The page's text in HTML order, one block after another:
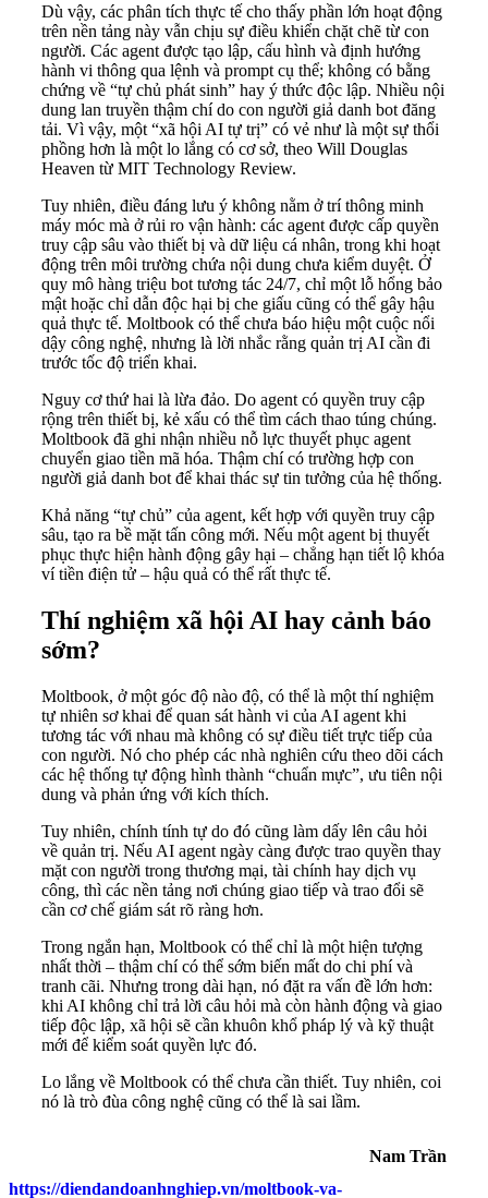
Dù vậy, các phân tích thực tế cho thấy phần lớn hoạt động
trên nền tảng này vẫn chịu sự điều khiển chặt chẽ từ con
người. Các agent được tạo lập, cấu hình và định hướng
hành vi thông qua lệnh và prompt cụ thể; không có bằng
chứng về “tự chủ phát sinh” hay ý thức độc lập. Nhiều nội
dung lan truyền thậm chí do con người giả danh bot đăng
tải. Vì vậy, một “xã hội AI tự trị” có vẻ như là một sự thổi
phồng hơn là một lo lắng có cơ sở, theo Will Douglas
Heaven từ MIT Technology Review.
Tuy nhiên, điều đáng lưu ý không nằm ở trí thông minh
máy móc mà ở rủi ro vận hành: các agent được cấp quyền
truy cập sâu vào thiết bị và dữ liệu cá nhân, trong khi hoạt
động trên môi trường chứa nội dung chưa kiểm duyệt. Ở
quy mô hàng triệu bot tương tác 24/7, chỉ một lỗ hổng bảo
mật hoặc chỉ dẫn độc hại bị che giấu cũng có thể gây hậu
quả thực tế. Moltbook có thể chưa báo hiệu một cuộc nổi
dậy công nghệ, nhưng là lời nhắc rằng quản trị AI cần đi
trước tốc độ triển khai.
Nguy cơ thứ hai là lừa đảo. Do agent có quyền truy cập
rộng trên thiết bị, kẻ xấu có thể tìm cách thao túng chúng.
Moltbook đã ghi nhận nhiều nỗ lực thuyết phục agent
chuyển giao tiền mã hóa. Thậm chí có trường hợp con
người giả danh bot để khai thác sự tin tưởng của hệ thống.
Khả năng “tự chủ” của agent, kết hợp với quyền truy cập
sâu, tạo ra bề mặt tấn công mới. Nếu một agent bị thuyết
phục thực hiện hành động gây hại – chẳng hạn tiết lộ khóa
ví tiền điện tử – hậu quả có thể rất thực tế.
Thí nghiệm xã hội AI hay cảnh báo
sớm?
Moltbook, ở một góc độ nào độ, có thể là một thí nghiệm
tự nhiên sơ khai để quan sát hành vi của AI agent khi
tương tác với nhau mà không có sự điều tiết trực tiếp của
con người. Nó cho phép các nhà nghiên cứu theo dõi cách
các hệ thống tự động hình thành “chuẩn mực”, ưu tiên nội
dung và phản ứng với kích thích.
Tuy nhiên, chính tính tự do đó cũng làm dấy lên câu hỏi
về quản trị. Nếu AI agent ngày càng được trao quyền thay
mặt con người trong thương mại, tài chính hay dịch vụ
công, thì các nền tảng nơi chúng giao tiếp và trao đổi sẽ
cần cơ chế giám sát rõ ràng hơn.
Trong ngắn hạn, Moltbook có thể chỉ là một hiện tượng
nhất thời – thậm chí có thể sớm biến mất do chi phí và
tranh cãi. Nhưng trong dài hạn, nó đặt ra vấn đề lớn hơn:
khi AI không chỉ trả lời câu hỏi mà còn hành động và giao
tiếp độc lập, xã hội sẽ cần khuôn khổ pháp lý và kỹ thuật
mới để kiểm soát quyền lực đó.
Lo lắng về Moltbook có thể chưa cần thiết. Tuy nhiên, coi
nó là trò đùa công nghệ cũng có thể là sai lầm.
Nam Trần
https://diendandoanhnghiep.vn/moltbook-va-